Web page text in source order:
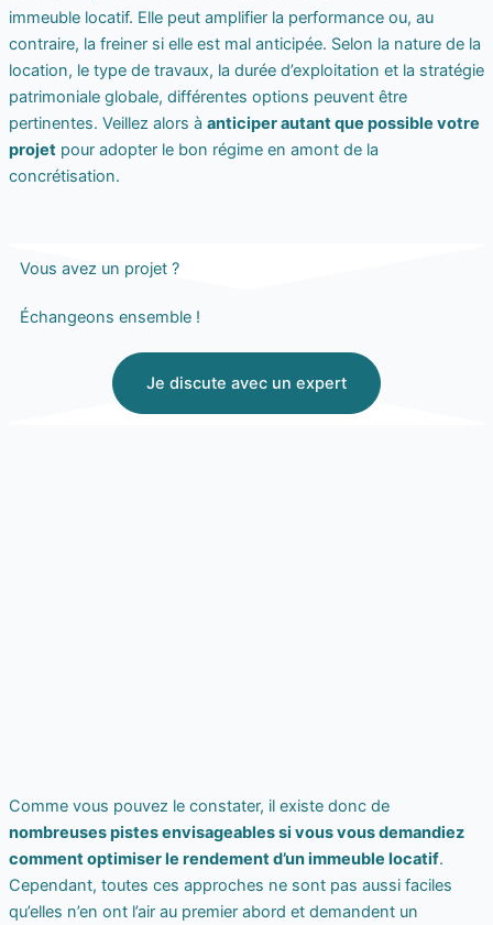
immeuble locatif. Elle peut amplifier la performance ou, au
contraire, la freiner si elle est mal anticipée. Selon la nature de la
location, le type de travaux, la durée d’exploitation et la stratégie
patrimoniale globale, différentes options peuvent être
pertinentes. Veillez alors à anticiper autant que possible votre
projetpour adopter le bon régime en amont de la
concrétisation.
Vous avez un projet ?
Échangeons ensemble !
Je discute avec un expert
Comme vous pouvez le constater, il existe donc de
nombreuses pistes envisageables si vous vous demandiez
comment optimiser le rendement d’un immeuble locatif.
Cependant, toutes ces approches ne sont pas aussi faciles
qu’elles n’en ont l’air au premier abord et demandent un